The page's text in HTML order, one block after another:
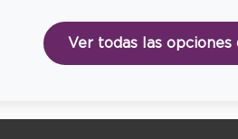
Ver todas las opciones